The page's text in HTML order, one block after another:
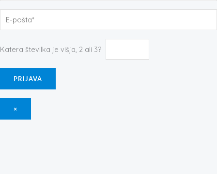
Katera številka je višja, 2 ali 3?
×